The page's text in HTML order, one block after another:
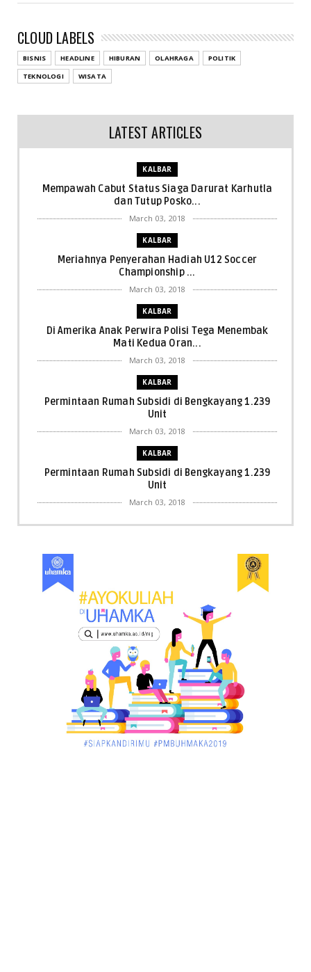
CLOUD LABELS
BISNIS HEADLINE HIBURAN OLAHRAGA
POLITIK
TEKNOLOGI
WISATA
LATEST ARTICLES
KALBAR
Mempawah Cabut Status Siaga Darurat Karhutla
dan Tutup Posko...
March 03, 2018
KALBAR
Meriahnya Penyerahan Hadiah U12 Soccer
Championship ...
March 03, 2018
KALBAR
Di Amerika Anak Perwira Polisi Tega Menembak
Mati Kedua Oran...
March 03, 2018
KALBAR
Permintaan Rumah Subsidi di Bengkayang 1.239
Unit
March 03, 2018
KALBAR
Permintaan Rumah Subsidi di Bengkayang 1.239
Unit
March 03, 2018
KALBAR
KALBAR
Orangutan Masuk ke Asrama Mahasiswi STAI Al-
Haudl Ketapang ....
March 02, 2018
KALBAR
Menelisik Pemadam Kebakaran Swasta di
Pontianak, Bukti ...
March 02, 2018
KALBAR